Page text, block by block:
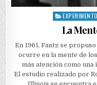
Posted
La
En 1961, Fantz se
ocurre en la mente de
más atención como
El estudio realizado por